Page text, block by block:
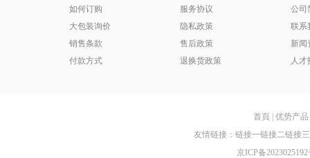
如何订购
大包装询价
销售条款
付款方式
服务协议
隐私政策
售后政策
退换货政策
公司
联系
新闻
人才
首頁 优势产品
友情链接： 链接一链接二链接三
京ICP备